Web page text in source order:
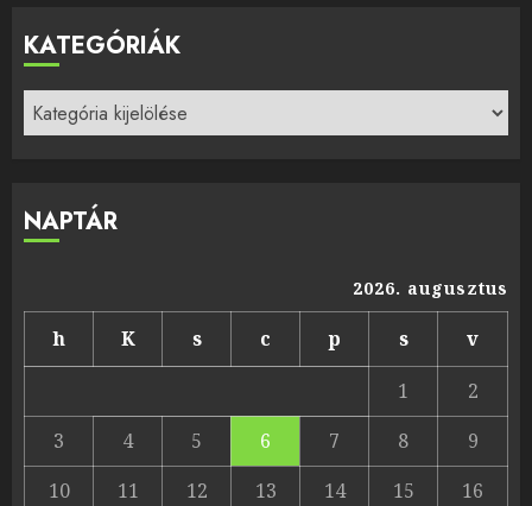
KATEGÓRIÁK
Kategóriák
NAPTÁR
2026. augusztus
h K s c p s
v
1
2
3
4 5 6 7 8
9
10
11 12 13 14 15 16